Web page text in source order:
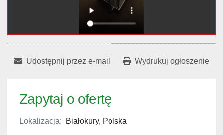
Udostępnij przez e-mail Wydrukuj ogłoszenie
Zapytaj o ofertę
Lokalizacja: Białokury, Polska